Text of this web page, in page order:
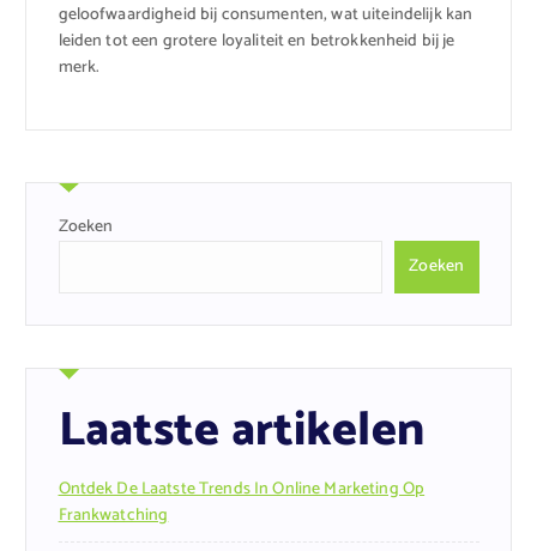
geloofwaardigheid bij consumenten, wat uiteindelijk kan
leiden tot een grotere loyaliteit en betrokkenheid bij je
merk.
Zoeken
Zoeken
Laatste artikelen
Ontdek De Laatste Trends In Online Marketing Op
Frankwatching